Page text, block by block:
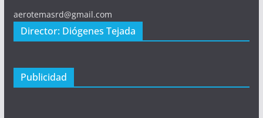
aerotemasrd@gmail.com
Director: Diógenes Tejada
Publicidad